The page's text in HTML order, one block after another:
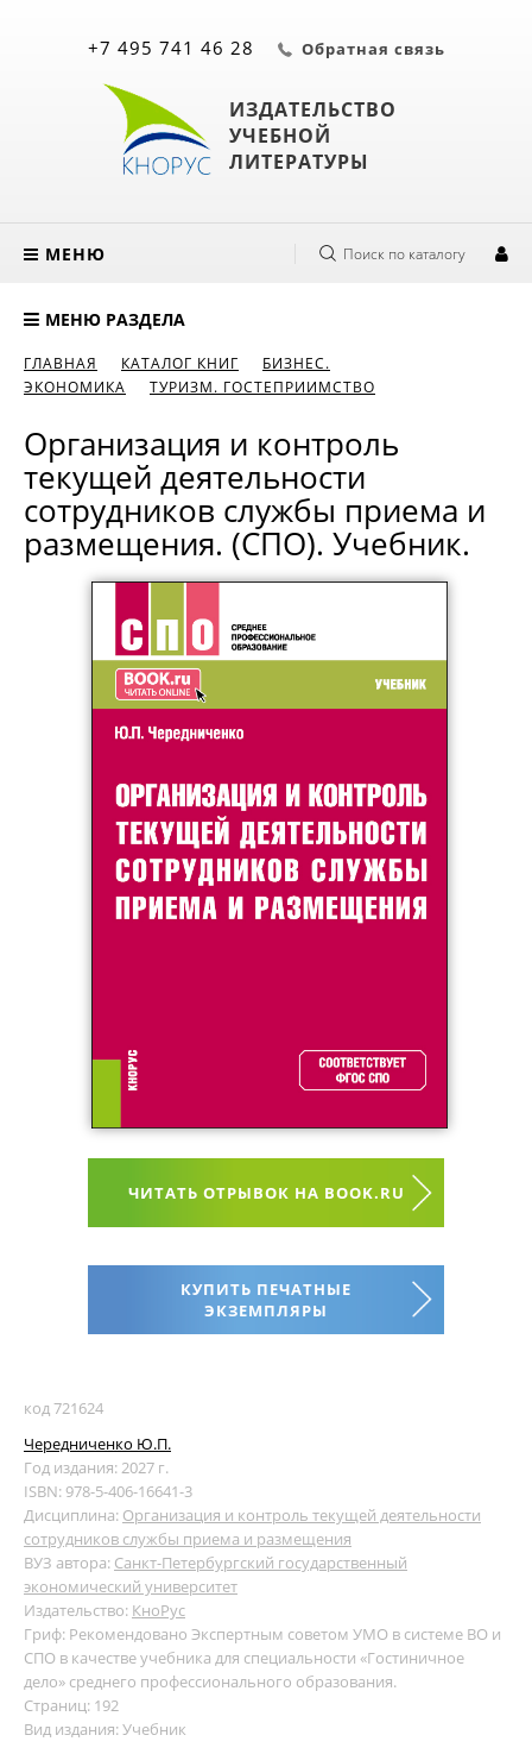
ИЗДАТЕЛЬСТВО
УЧЕБНОЙ
ЛИТЕРАТУРЫ
+7 495 741 46 28 Обратная связь
МЕНЮ Поиск по каталогу
МЕНЮ РАЗДЕЛА
ГЛАВНАЯ КАТАЛОГ КНИГ
БИЗНЕС.
ЭКОНОМИКА
ТУРИЗМ. ГОСТЕПРИИМСТВО
Организация и контроль
текущей деятельности
сотрудников службы приема и
размещения. (СПО). Учебник.
ЧИТАТЬ ОТРЫВОК НА BOOK.RU
КУПИТЬ ПЕЧАТНЫЕ
ЭКЗЕМПЛЯРЫ
код 721624
Чередниченко Ю.П.
Год издания: 2027 г.
ISBN: 978-5-406-16641-3
Дисциплина: Организация и контроль текущей деятельности
сотрудников службы приема и размещения
ВУЗ автора: Санкт-Петербургский государственный
экономический университет
Издательство: КноРус
Гриф: Рекомендовано Экспертным советом УМО в системе ВО и
СПО в качестве учебника для специальности «Гостиничное
дело» среднего профессионального образования.
Страниц: 192
Вид издания: Учебник